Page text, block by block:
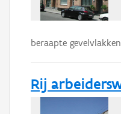
beraapte
Rij